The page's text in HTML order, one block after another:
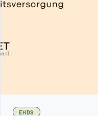
EHDS